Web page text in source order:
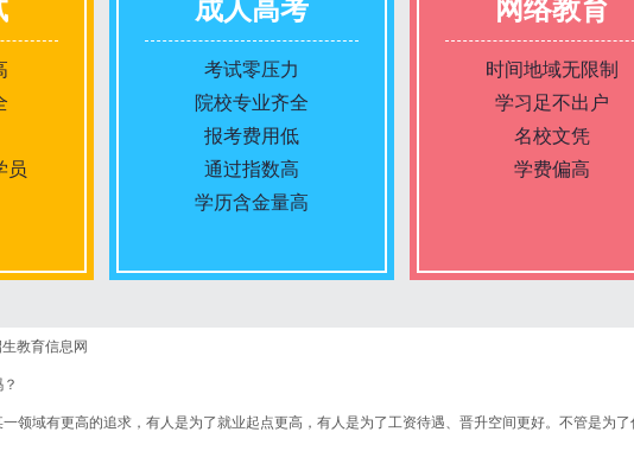
员
成人高考
考试零压力
院校专业齐全
报考费用低
通过指数高
学历含金量高
网络教育
时间地域无限制
学习足不出户
名校文凭
学费偏高
教育信息网
领域有更高的追求，有人是为了就业起点更高，有人是为了工资待遇、晋升空间更好。不管是为